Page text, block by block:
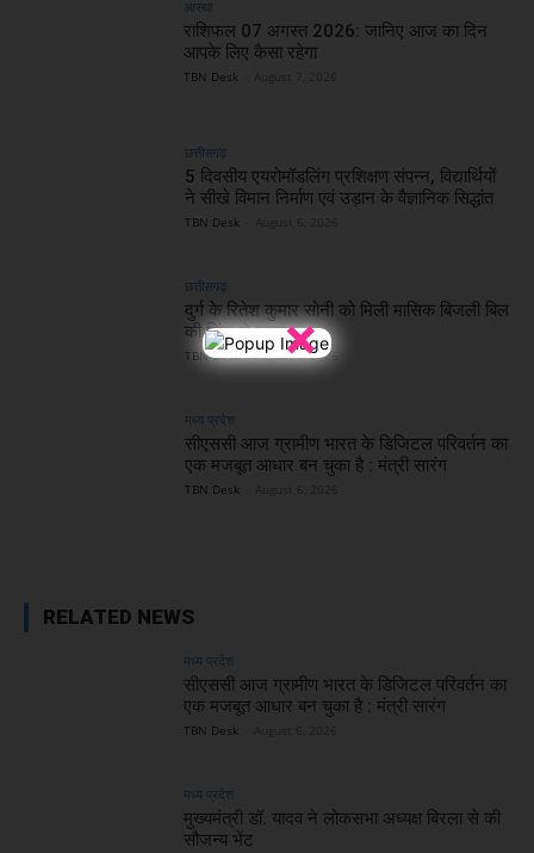
×
आस्था
राशिफल 07 अगस्त 2026: जानिए आज का दिन
आपके लिए कैसा रहेगा
TBN Desk
छत्तीसगढ़
5 दिवसीय एयरोमॉडलिंग प्रशिक्षण संपन्न, विद्यार्थियों
ने सीखे विमान निर्माण एवं उड़ान के वैज्ञानिक सिद्धांत
TBN Desk
छत्तीसगढ़
दुर्ग के रितेश कुमार सोनी को मिली मासिक बिजली बिल
की चिंता से राहत
TBN Desk - August 6, 2026
मध्य प्रदेश
सीएससी आज ग्रामीण भारत के डिजिटल परिवर्तन का
एक मजबूत आधार बन चुका है : मंत्री सारंग
TBN Desk
RELATED NEWS
मध्य प्रदेश
सीएससी आज ग्रामीण भारत के डिजिटल परिवर्तन का
एक मजबूत आधार बन चुका है : मंत्री सारंग
TBN Desk
मध्य प्रदेश
मुख्यमंत्री डॉ. यादव ने लोकसभा अध्यक्ष बिरला से की
सौजन्य भेंट